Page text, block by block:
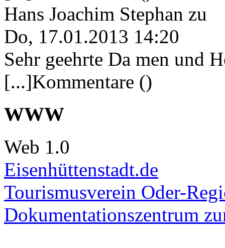
Hans Joachim Stephan zu
Do, 17.01.2013 14:20
Sehr geehrte Da men und
[...]Kommentare ()
WWW
Web 1.0
Eisenhüttenstadt.de
Tourismusverein Oder-
Dokumentationszentrum